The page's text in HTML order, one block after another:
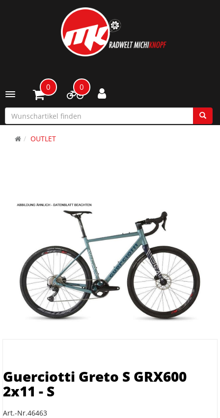
Toggle navigation
0 0
OUTLET
Guerciotti Greto S GRX600
2x11 - S
Art.-Nr.46463